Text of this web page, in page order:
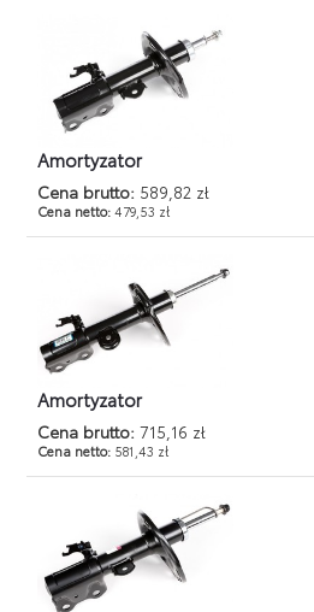
Amortyzator
Cena brutto: 589,82 zł
Cena netto:479,53 zł
Amortyzator
Cena brutto: 715,16 zł
Cena netto: 581,43 zł